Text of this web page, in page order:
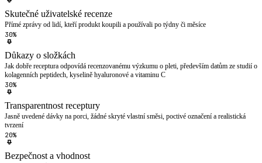
Skutečné uživatelské recenze
Přímé zprávy od lidí, kteří produkt koupili a používali po týdny či měsíce
30%
Důkazy o složkách
Jak dobře receptura odpovídá recenzovanému výzkumu o pleti, především datům ze studií o
kolagenních peptidech, kyselině hyaluronové a vitaminu C
30%
Transparentnost receptury
Jasně uvedené dávky na porci, žádné skryté vlastní směsi, poctivé označení a realistická
tvrzení
20%
Bezpečnost a vhodnost